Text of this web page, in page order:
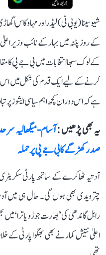
شیوسینا (یو بی ٹی) لیڈر اور مہاوکاس
کے لوک سبھا انتخابات میں بی جے پی کا
کرنے کے لیے ایک قدم کی شکل میں اس
ہے کہ اس دوران کچھ اہم سیاسی ایشوز پر
یہ بھی پڑھیں :
صدر کھڑگے کا بی جے پی پر حملہ
آدتیہ ٹھاکرے کے ساتھ پارٹی سکریٹری
چترویدی بھی ہوں گی۔ حال ہی میں
راہل گاندھی کی ’بھارت جوڑو یاترا‘
اعلیٰ نتیش کمار نے بھی بھگوا پارٹی کے